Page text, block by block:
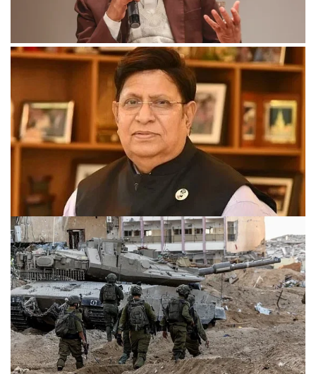
আমরা ক্রমাগত একাত্তরের শহীদদের স্মৃতি থেকে দূরে সরে যাচ্ছি:
অধ্যাপক সিরাজুল ইসলাম চৌধুরী
যুক্তরাষ্ট্র যেটা চায়, আমরাও সেটা চাই: পররাষ্ট্রমন্ত্রী